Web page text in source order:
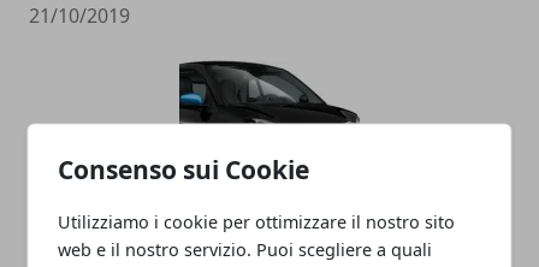
Consenso sui Cookie
Utilizziamo i cookie per ottimizzare il nostro sito
web e il nostro servizio. Puoi scegliere a quali
21/10/2019